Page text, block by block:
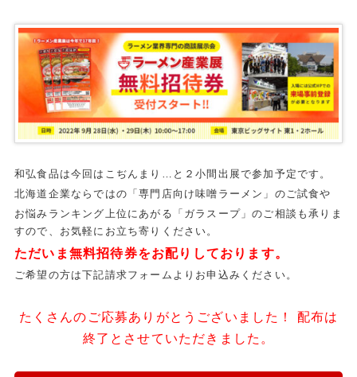
和弘食品は今回はこぢんまり…と２小間出展で参加予定です。
北海道企業ならではの「専門店向け味噌ラーメン」のご試食や
お悩みランキング上位にあがる「ガラスープ」のご相談も承りま
すので、お気軽にお立ち寄りください。
ただいま無料招待券をお配りしております。
ご希望の方は下記請求フォームよりお申込みください。
たくさんのご応募ありがとうございました！ 配布は
終了とさせていただきました。